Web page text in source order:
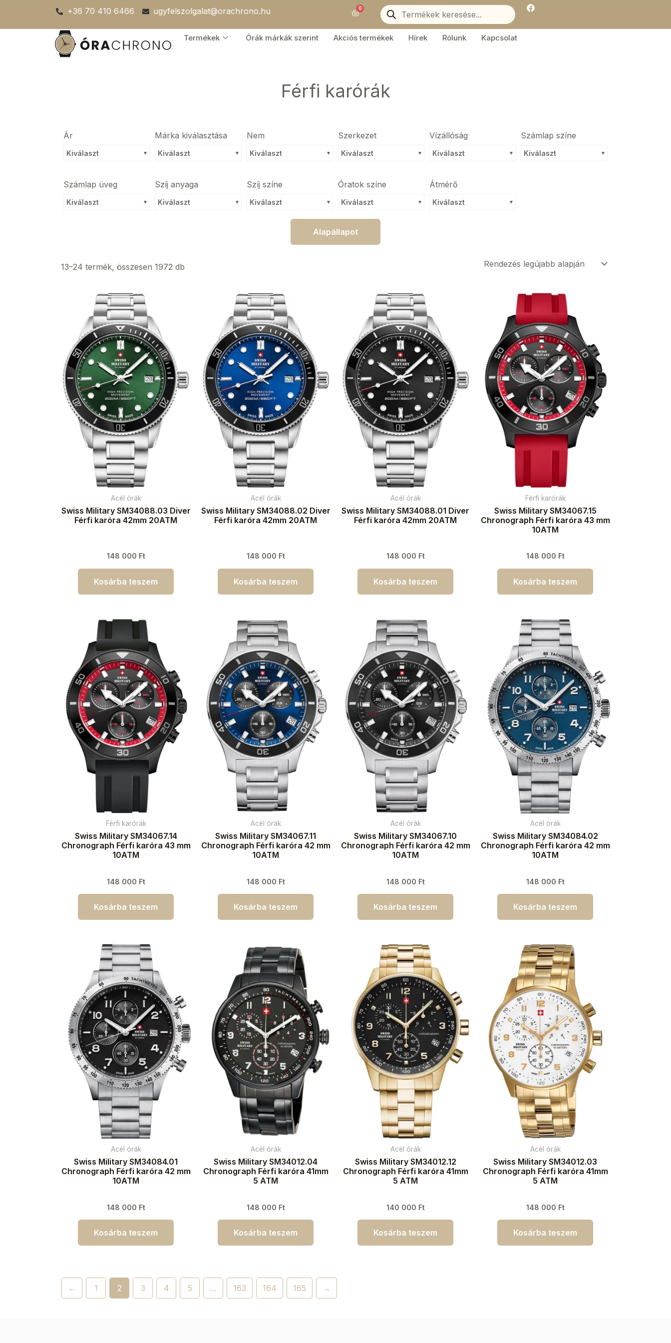
content
+36 70 410 6466 ugyfelszolgalat@orachrono.hu 0Kosár
Products
search
F
a
e
Termékek Órák márkák szerint Akciós termékek Hírek Rólunk Kapcsolat
Férfi karórák
Ár
Kiválaszt
Márka kiválasztása
Kiválaszt
Nem
Kiválaszt
Szerkezet
Kiválaszt
Vízállóság
Kiválaszt
Számlap színe
Kiválaszt
Számlap üveg
Kiválaszt
Szíj anyaga
Kiválaszt
Szíj színe
Kiválaszt
Óratok színe
Kiválaszt
Átmérő
Kiválaszt
Alapállapot
13–24 termék, összesen 1972 db
Acél órák
Swiss Military SM34088.03 Diver
Férfi karóra 42mm 20ATM
148 000 Ft
Kosárba teszem
Acél órák
Swiss Military SM34088.02 Diver
Férfi karóra 42mm 20ATM
148 000 Ft
Kosárba teszem
Acél órák
Swiss Military SM34088.01 Diver
Férfi karóra 42mm 20ATM
148 000 Ft
Kosárba teszem
Férfi karórák
Swiss Military SM34067.15
Chronograph Férfi karóra 43 mm
10ATM
148 000 Ft
Kosárba teszem
Férfi karórák
Swiss Military SM34067.14
Chronograph Férfi karóra 43 mm
10ATM
148 000 Ft
Kosárba teszem
Acél órák
Swiss Military SM34067.11
Chronograph Férfi karóra 42 mm
10ATM
148 000 Ft
Kosárba teszem
Acél órák
Swiss Military SM34067.10
Chronograph Férfi karóra 42 mm
10ATM
148 000 Ft
Kosárba teszem
Acél órák
Swiss Military SM34084.02
Chronograph Férfi karóra 42 mm
10ATM
148 000 Ft
Kosárba teszem
Acél órák
Swiss Military SM34084.01
Chronograph Férfi karóra 42 mm
10ATM
148 000 Ft
Kosárba teszem
Acél órák
Swiss Military SM34012.04
Chronograph Férfi karóra 41mm
5 ATM
148 000 Ft
Kosárba teszem
Acél órák
Swiss Military SM34012.12
Chronograph Férfi karóra 41mm
5 ATM
140 000 Ft
Kosárba teszem
Acél órák
Swiss Military SM34012.03
Chronograph Férfi karóra 41mm
5 ATM
148 000 Ft
Kosárba teszem
← 1 2 3 4 5 … 163 164 165 →